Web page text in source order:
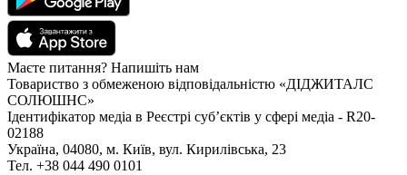
Маєте питання? Напишіть нам
Товариство з обмеженою відповідальністю «ДІДЖИТАЛС
СОЛЮШНС»
Ідентифікатор медіа в Реєстрі суб’єктів у сфері медіа - R20-
02188
Україна, 04080, м. Київ, вул. Кирилівська, 23
Тел. +38 044 490 0101